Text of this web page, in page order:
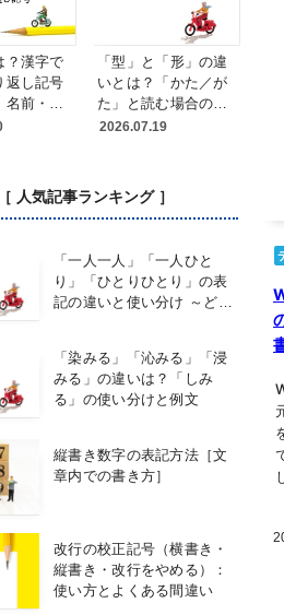
？漢字で
返し記号
名前・使
「型」と「形」の違
いとは？「かた／が
た」と読む場合の使
い分けを例文解説
2026.07.19
［ 人気記事ランキング ］
「一人一人」「一人ひと
り」「ひとりひとり」の表
記の違いと使い分け ～どの
「染みる」「沁みる」「浸
みる」の違いは？「しみ
る」の使い分けと例文
縦書き数字の表記方法［文
章内での書き方］
改行の校正記号（横書き・
縦書き・改行をやめる）：
使い方とよくある間違い